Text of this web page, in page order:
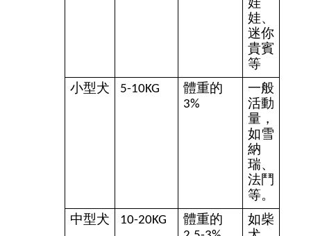
娃
娃、
迷你
貴賓
等
小型犬
5-10KG
體重的
3%
一般
活動
量，
如雪
納
瑞、
法鬥
等。
中型犬
10-20KG
體重的
如柴